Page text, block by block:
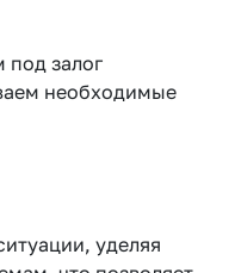
под залог
необходимые
уделяя